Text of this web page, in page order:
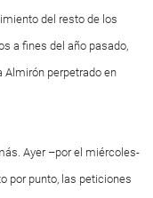
del resto de los
a fines del año pasado,
Almirón perpetrado en
Ayer –por el miércoles-
por punto, las peticiones